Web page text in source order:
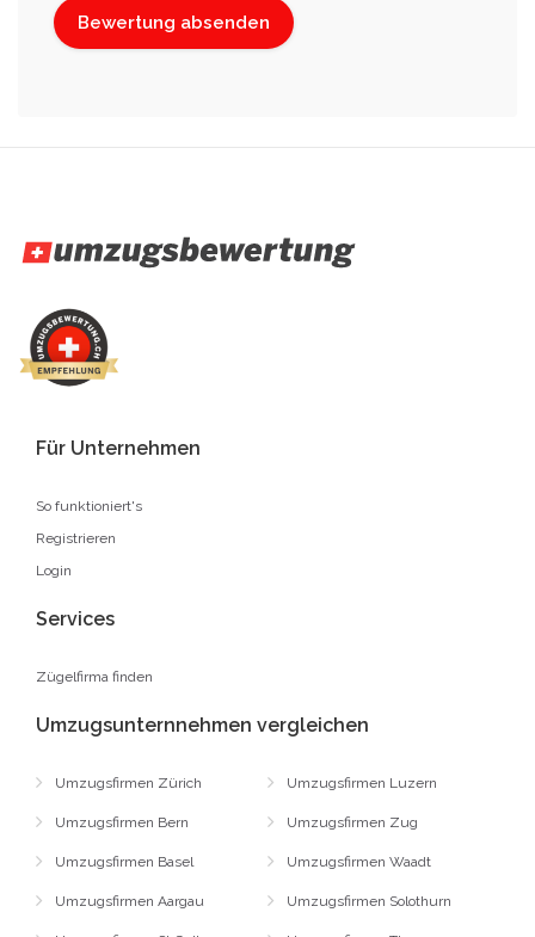
Für Unternehmen
So funktioniert's
Registrieren
Login
Services
Zügelfirma finden
Umzugsunternnehmen vergleichen
Umzugsfirmen Zürich
Umzugsfirmen Bern
Umzugsfirmen Basel
Umzugsfirmen Aargau
Umzugsfirmen Luzern
Umzugsfirmen Zug
Umzugsfirmen Waadt
Umzugsfirmen Solothurn